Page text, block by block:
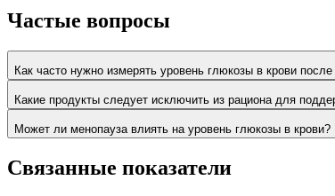
Частые вопросы
Как часто нужно измерять уровень глюкозы в крови
Какие продукты следует исключить из рациона для
Может ли менопауза влиять на уровень глюкозы в крови?
Связанные показатели